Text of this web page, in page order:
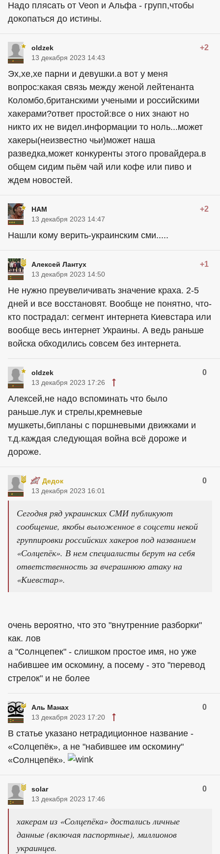
Надо плясать от Veon и Альфа - групп,чтобы
докопаться до истины.
oldzek +2
13 декабря 2023 14:43
Эх,хе,хе парни и девушки.а вот у меня
вопрос:какая связь между женой лейтенанта
Коломбо,британскими учеными и российскими
хакерами?ответ простой:все о них знают но
никто их не видел.информации то ноль...может
хакеры(неизвестно чьи)может наша
разведка,может конкуренты этого провайдера.в
общем сидим пьём чай или кофе или пиво и
ждем новостей.
HAM +2
13 декабря 2023 14:47
Нашли кому верить-украинским сми.....
Алексей Лантух +1
13 декабря 2023 14:50
Не нужно преувеличивать значение краха. 2-5
дней и все восстановят. Вообще не понятно, что-
кто пострадал: сегмент интернета Киевстара или
вообще весь интернет Украины. А ведь раньше
войска обходились совсем без интернета.
oldzek 0
13 декабря 2023 17:26
Алексей,не надо вспоминать что было
раньше.лук и стрелы,кремневые
мушкеты,бипланы с поршневыми движками и
т.д.каждая следующая война всё дороже и
дороже.
Дедок 0
13 декабря 2023 16:01
Сегодня ряд украинских СМИ публикуют
сообщение, якобы выложенное в соцсети некой
группировки российских хакеров под названием
«Солцепёк». В нем специалисты берут на себя
ответственность за вчерашнюю атаку на
«Киевстар».
очень вероятно, что это "внутренние разборки"
как. лов
а "Солнцепек" - слишком простое имя, но уже
набившее им оскомину, а посему - это "перевод
стрелок" и не более
Аль Манах 0
13 декабря 2023 17:20
В статье указано нетрадиционное название -
«Солцепёк», а не "набившее им оскомину"
«Солнцепёк».
solar 0
13 декабря 2023 17:46
хакерам из «Солцепёка» достались личные
данные (включая паспортные), миллионов
украинцев.